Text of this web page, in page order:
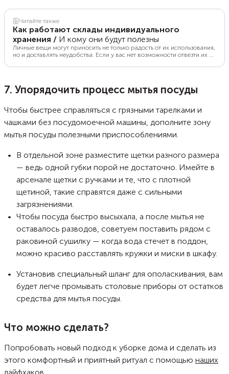
Читайте также
Как работают склады индивидуального
хранения / И кому они будут полезны
Личные вещи могут приносить не только радость от их использования,
но и доставлять неудобства. Если у вас нет возможности отвезти их в
как это устроено, сколько стоит и кому подойдет.
7. Упорядочить процесс мытья посуды
Чтобы быстрее справляться с грязными тарелками и
чашками без посудомоечной машины, дополните зону
мытья посуды полезными приспособлениями.
В отдельной зоне разместите щетки разного размера
— ведь одной губки порой не достаточно. Имейте в
арсенале щетки с ручками и те, что с плотной
щетиной, такие справятся даже с сильными
загрязнениями.
Чтобы посуда быстро высыхала, а после мытья не
оставалось разводов, советуем поставить рядом с
раковиной сушилку — когда вода стечет в поддон,
можно красиво расставлять кружки и миски в шкафу.
Установив специальный шланг для ополаскивания, вам
будет легче промывать столовые приборы от остатков
средства для мытья посуды.
Что можно сделать?
Попробовать новый подход к уборке дома и сделать из
этого комфортный и приятный ритуал с помощью наших